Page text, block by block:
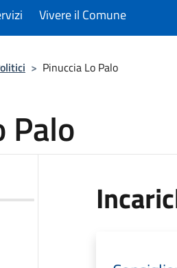
Vivere il Comune
> Pinuccia Lo Palo
Palo